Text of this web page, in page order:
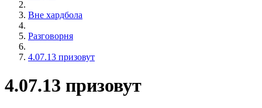
Вне хардбола
Разговорня
4.07.13 призовут
4.07.13 призовут